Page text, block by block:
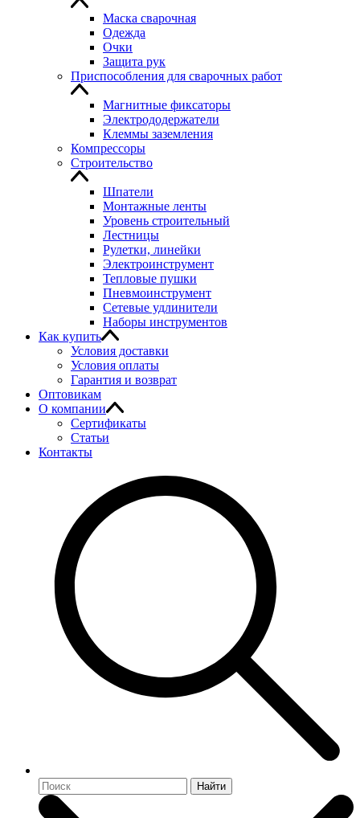
Маска сварочная
Одежда
Очки
Защита рук
Приспособления для сварочных работ
Магнитные фиксаторы
Электрододержатели
Клеммы заземления
Компрессоры
Строительство
Шпатели
Монтажные ленты
Уровень строительный
Лестницы
Рулетки, линейки
Электроинструмент
Тепловые пушки
Пневмоинструмент
Сетевые удлинители
Наборы инструментов
Как купить
Условия доставки
Условия оплаты
Гарантия и возврат
Оптовикам
О компании
Сертификаты
Статьи
Контакты
Найти